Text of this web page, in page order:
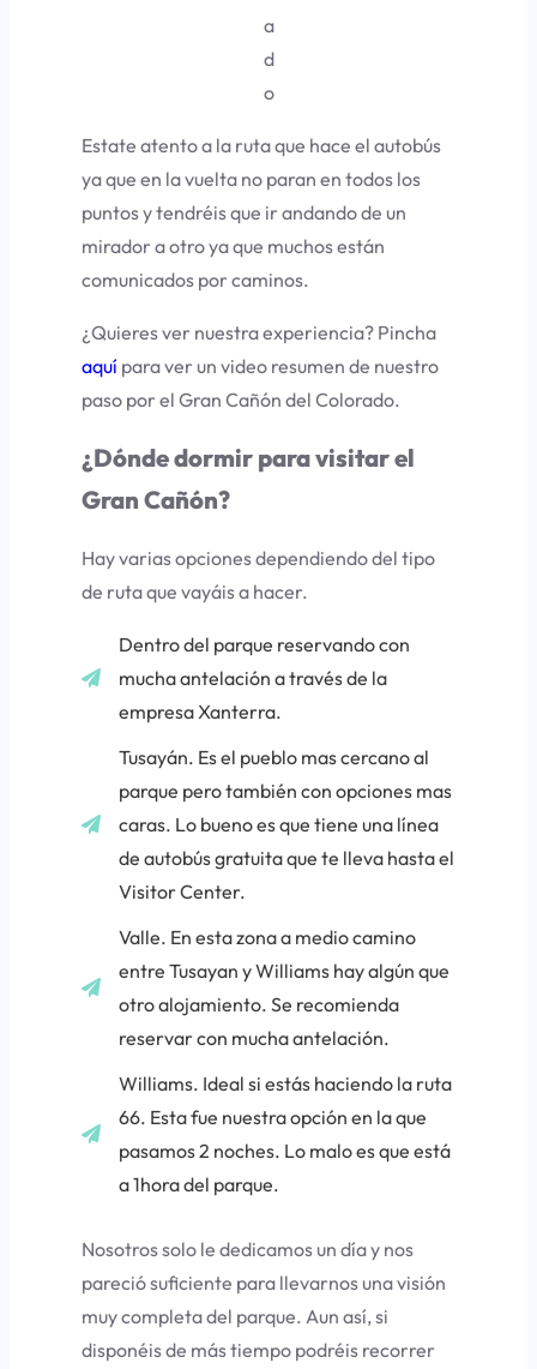
a
d
o
Estate atento a la ruta que hace el autobús
ya que en la vuelta no paran en todos los
puntos y tendréis que ir andando de un
mirador a otro ya que muchos están
comunicados por caminos.
¿Quieres ver nuestra experiencia? Pincha
aquí para ver un video resumen de nuestro
paso por el Gran Cañón del Colorado.
¿Dónde dormir para visitar el
Gran Cañón?
Hay varias opciones dependiendo del tipo
de ruta que vayáis a hacer.
Dentro del parque reservando con
mucha antelación a través de la
empresa Xanterra.
Tusayán. Es el pueblo mas cercano al
parque pero también con opciones mas
caras. Lo bueno es que tiene una línea
de autobús gratuita que te lleva hasta el
Visitor Center.
Valle. En esta zona a medio camino
entre Tusayan y Williams hay algún que
otro alojamiento. Se recomienda
reservar con mucha antelación.
Williams. Ideal si estás haciendo la ruta
66. Esta fue nuestra opción en la que
pasamos 2 noches. Lo malo es que está
a 1hora del parque.
Nosotros solo le dedicamos un día y nos
pareció suficiente para llevarnos una visión
muy completa del parque. Aun así, si
disponéis de más tiempo podréis recorrer